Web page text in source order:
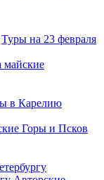
Туры на 23 февраля
майские
в Карелию
Горы и Псков